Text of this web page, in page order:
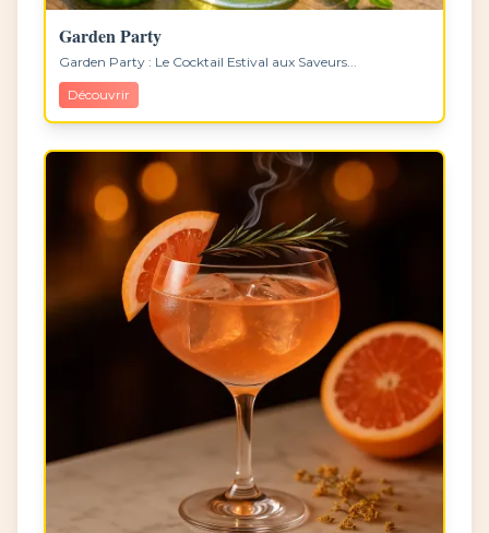
Garden Party
Garden Party : Le Cocktail Estival aux Saveurs...
Découvrir